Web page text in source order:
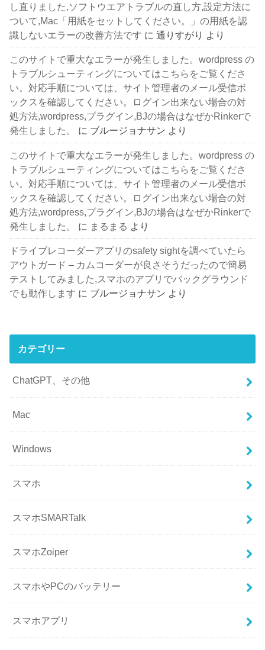
し直りました,ソフトウエアトラブルの直し方,設定方法に
ついて,Mac「用紙をセットしてください。」の用紙を認
識しないエラーの改善方法です に通りすがり より
このサイトで重大なエラーが発生しました。wordpress の
トラブルシューティングについてはこちらをご覧くださ
い。対応手順については、サイト管理者のメール受信ボ
ックスを確認してください。ログイン出来ない場合の対
処方法,wordpress,プラグイン,BJの場合はなぜかRinkerで
発生しました。
に ブルージョナサン より
このサイトで重大なエラーが発生しました。wordpress の
トラブルシューティングについてはこちらをご覧くださ
い。対応手順については、サイト管理者のメール受信ボ
ックスを確認してください。ログイン出来ない場合の対
処方法,wordpress,プラグイン,BJの場合はなぜかRinkerで
発生しました。
に まるまる より
ドライブレコーダーアプリのsafety sightを調べていたら
アウトガード – カムコーダーが良さそうだったので簡易
テストしてみました,スマホのアプリでバックグラウンド
でも動作します に ブルージョナサン より
カテゴリー
ChatGPT、その他
Mac
Windows
スマホ
スマホSMARTalk
スマホZoiper
スマホやPCのバッテリー
スマホアプリ